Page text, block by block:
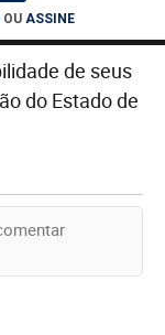
OU ASSINE
de seus
do Estado de